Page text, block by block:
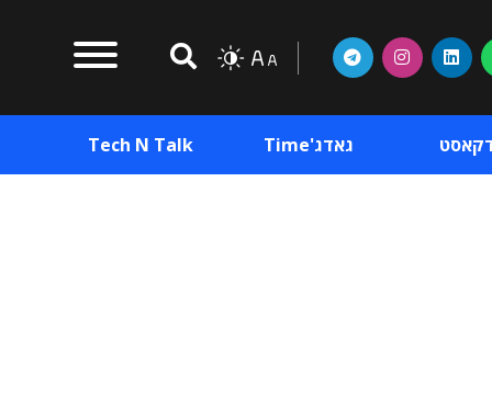
גאדג'Time Tech N Talk